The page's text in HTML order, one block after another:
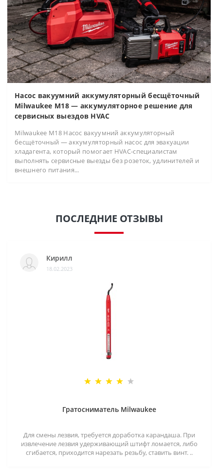
Насос вакуумний аккумуляторный бесщёточный
Milwaukee M18 — аккумуляторное решение для
сервисных выездов HVAC
Milwaukee M18 Насос вакуумний аккумуляторный
бесщёточный — аккумуляторный насос для эвакуации
хладагента, который помогает HVAC-специалистам
выполнять сервисные выезды без розеток, удлинителей и
внешнего питания...
ПОСЛЕДНИЕ ОТЗЫВЫ
Кирилл
18.02.2023
Гратосниматель Milwaukee
Для смены лезвия, требуется доработка карандаша. При
извлечение лезвия удерживающий штифт ломается, либо
сгибается, приходится нарезать резьбу, ставить винт. ..